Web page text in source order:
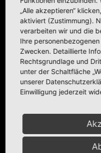
Modell:Bugatti
Karosserie:
„Alle akzeptieren“
aktiviert (Zustimmung).
verarbeiten wir und die
Ihre
Zwecken. Detaillierte
Rechtsgrundlage und
unter der Schaltfläche
unserer
Einwilligung jederzeit